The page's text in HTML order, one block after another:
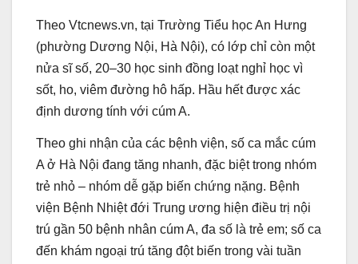
Theo Vtcnews.vn, tại Trường Tiểu học An Hưng
(phường Dương Nội, Hà Nội), có lớp chỉ còn một
nửa sĩ số, 20–30 học sinh đồng loạt nghỉ học vì
sốt, ho, viêm đường hô hấp. Hầu hết được xác
định dương tính với cúm A.
Theo ghi nhận của các bệnh viện, số ca mắc cúm
A ở Hà Nội đang tăng nhanh, đặc biệt trong nhóm
trẻ nhỏ – nhóm dễ gặp biến chứng nặng. Bệnh
viện Bệnh Nhiệt đới Trung ương hiện điều trị nội
trú gần 50 bệnh nhân cúm A, đa số là trẻ em; số ca
đến khám ngoại trú tăng đột biến trong vài tuần